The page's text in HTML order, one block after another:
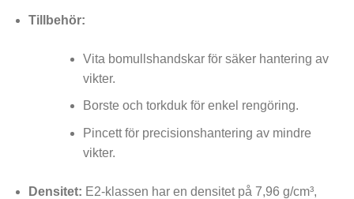
Tillbehör:
Vita bomullshandskar för säker hantering av
vikter.
Borste och torkduk för enkel rengöring.
Pincett för precisionshantering av mindre
vikter.
Densitet: E2-klassen har en densitet på 7,96 g/cm³,